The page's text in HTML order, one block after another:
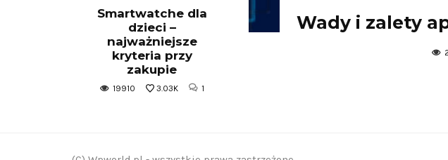
Smartwatche dla
dzieci –
najważniejsze
kryteria przy
zakupie
19910 3.03K 1
Wady i zalety